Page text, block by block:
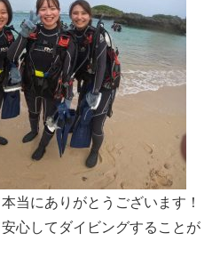
当にありがとうございます！
心してダイビングすることが